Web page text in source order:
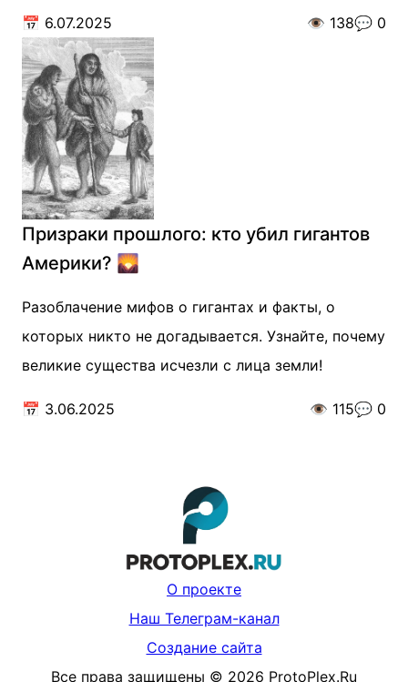
📅 6.07.2025 👁️ 138💬 0
Призраки прошлого: кто убил гигантов
Америки? 🌄
Разоблачение мифов о гигантах и факты, о
которых никто не догадывается. Узнайте, почему
великие существа исчезли с лица земли!
📅 3.06.2025 👁️ 115💬 0
О проекте
Наш Телеграм-канал
Создание сайта
Все права защищены © 2026 ProtoPlex.Ru